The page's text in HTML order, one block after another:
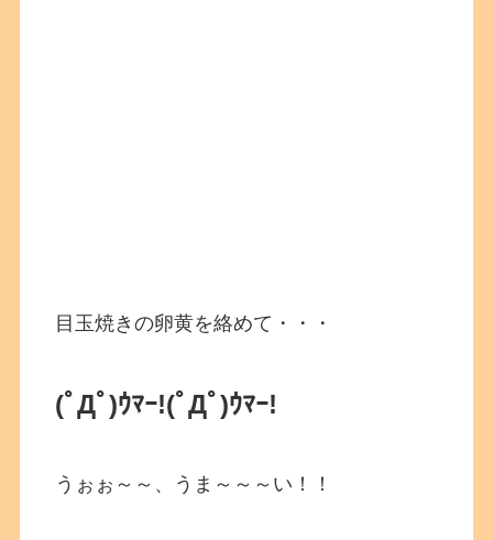
目玉焼きの卵黄を絡めて・・・
(ﾟДﾟ)ｳﾏｰ!(ﾟДﾟ)ｳﾏｰ!
うぉぉ～～、うま～～～い！！